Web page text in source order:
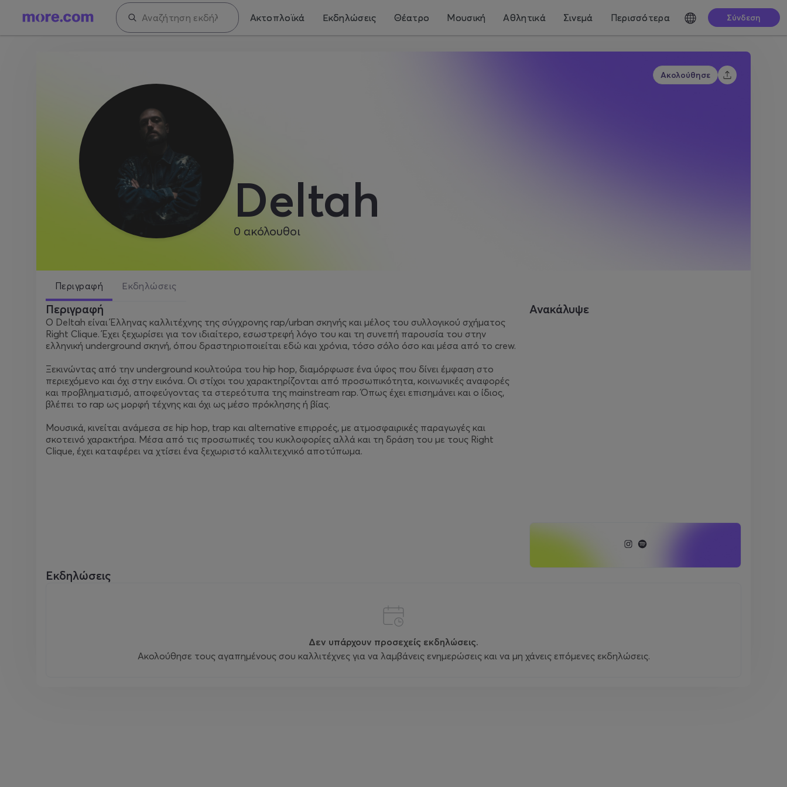
Ακτοπλοϊκά Εκδηλώσεις Θέατρο Μουσική Αθλητικά Σινεμά Περισσότερα Σύνδεση
Deltah
0 ακόλουθοι
Ακολούθησε
Περιγραφή Εκδηλώσεις
Περιγραφή
Ο Deltah είναι Έλληνας καλλιτέχνης της σύγχρονης rap/urban σκηνής και μέλος του συλλογικού σχήματος
Right Clique. Έχει ξεχωρίσει για τον ιδιαίτερο, εσωστρεφή λόγο του και τη συνεπή παρουσία του στην
ελληνική underground σκηνή, όπου δραστηριοποιείται εδώ και χρόνια, τόσο σόλο όσο και μέσα από το crew.
Ξεκινώντας από την underground κουλτούρα του hip hop, διαμόρφωσε ένα ύφος που δίνει έμφαση στο
περιεχόμενο και όχι στην εικόνα. Οι στίχοι του χαρακτηρίζονται από προσωπικότητα, κοινωνικές αναφορές
και προβληματισμό, αποφεύγοντας τα στερεότυπα της mainstream rap. Όπως έχει επισημάνει και ο ίδιος,
βλέπει το rap ως μορφή τέχνης και όχι ως μέσο πρόκλησης ή βίας.
Μουσικά, κινείται ανάμεσα σε hip hop, trap και alternative επιρροές, με ατμοσφαιρικές παραγωγές και
σκοτεινό χαρακτήρα. Μέσα από τις προσωπικές του κυκλοφορίες αλλά και τη δράση του με τους Right
Clique, έχει καταφέρει να χτίσει ένα ξεχωριστό καλλιτεχνικό αποτύπωμα.
Ανακάλυψε
Εκδηλώσεις
Δεν υπάρχουν προσεχείς εκδηλώσεις.
Ακολούθησε τους αγαπημένους σου καλλιτέχνες για να λαμβάνεις ενημερώσεις και να μη χάνεις επόμενες εκδηλώσεις.